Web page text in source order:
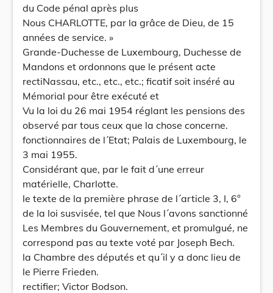
du Code pénal après plus
Nous CHARLOTTE, par la grâce de Dieu, de 15
années de service. »
Grande-Duchesse de Luxembourg, Duchesse de
Mandons et ordonnons que le présent acte
rectiNassau, etc., etc., etc.; ficatif soit inséré au
Mémorial pour être exécuté et
Vu la loi du 26 mai 1954 réglant les pensions des
observé par tous ceux que la chose concerne.
fonctionnaires de l´Etat; Palais de Luxembourg, le
3 mai 1955.
Considérant que, par le fait d´une erreur
matérielle, Charlotte.
le texte de la première phrase de l´article 3, I, 6°
de la loi susvisée, tel que Nous l´avons sanctionné
Les Membres du Gouvernement, et promulgué, ne
correspond pas au texte voté par Joseph Bech.
la Chambre des députés et qu´il y a donc lieu de
le Pierre Frieden.
rectifier; Victor Bodson.